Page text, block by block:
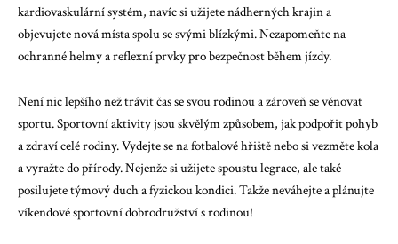
kardiovaskulární systém, navíc si užijete nádherných krajin a
objevujete nová místa spolu se svými blízkými. Nezapomeňte na
ochranné helmy a reflexní prvky pro bezpečnost během jízdy.
Není nic lepšího než trávit čas se svou rodinou a zároveň se věnovat
sportu. Sportovní aktivity jsou skvělým způsobem, jak podpořit pohyb
a zdraví celé rodiny. Vydejte se na fotbalové hřiště nebo si vezměte kola
a vyražte do přírody. Nejenže si užijete spoustu legrace, ale také
posilujete týmový duch a fyzickou kondici. Takže neváhejte a plánujte
víkendové sportovní dobrodružství s rodinou!